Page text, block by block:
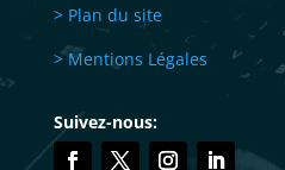
> Plan du site
> Mentions Légales
Suivez-nous: